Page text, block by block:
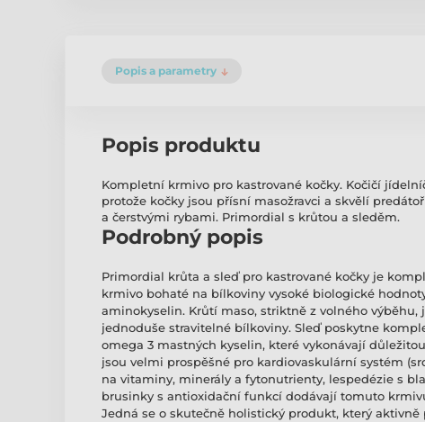
Popis a parametry
Popis produktu
Kompletní krmivo pro kastrované kočky. Kočičí
protože kočky jsou přísní masožravci a skvělí
a čerstvými rybami. Primordial s krůtou a sleděm.
Podrobný popis
Primordial krůta a sleď pro kastrované kočky je
krmivo bohaté na bílkoviny vysoké biologické
aminokyselin. Krůtí maso, striktně z volného
jednoduše stravitelné bílkoviny. Sleď poskytne
omega 3 mastných kyselin, které vykonávají
jsou velmi prospěšné pro kardiovaskulární systém
na vitaminy, minerály a fytonutrienty, lespedézie s
brusinky s antioxidační funkcí dodávají tomuto
Jedná se o skutečně holistický produkt, který